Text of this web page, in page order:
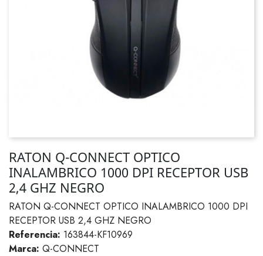
RATON Q-CONNECT OPTICO
INALAMBRICO 1000 DPI RECEPTOR USB
2,4 GHZ NEGRO
RATON Q-CONNECT OPTICO INALAMBRICO 1000 DPI
RECEPTOR USB 2,4 GHZ NEGRO
Referencia: 163844-KF10969
Marca: Q-CONNECT